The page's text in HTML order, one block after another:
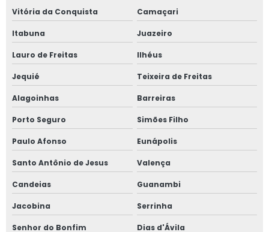
Vitória da Conquista Camaçari
Itabuna Juazeiro
Lauro de Freitas Ilhéus
Jequié Teixeira de Freitas
Alagoinhas Barreiras
Porto Seguro Simões Filho
Paulo Afonso Eunápolis
Santo Antônio de Jesus Valença
Candeias Guanambi
Jacobina Serrinha
Senhor do Bonfim Dias d'Ávila